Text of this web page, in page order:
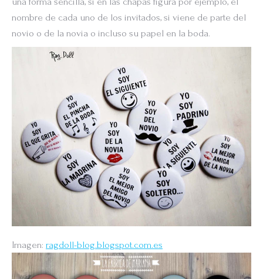
nombre de cada uno de los invitados, si viene de parte del
novio o de la novia o incluso su papel en la boda.
Imagen: ragdoll-blog.blogspot.com.es